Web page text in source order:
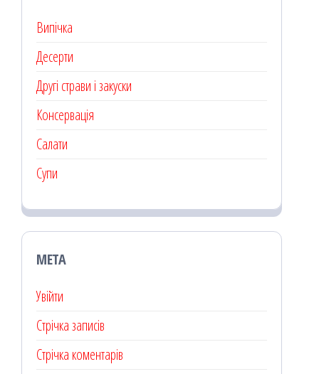
Випічка
Десерти
Другі страви і закуски
Консервація
Салати
Супи
МЕТА
Увійти
Стрічка записів
Стрічка коментарів